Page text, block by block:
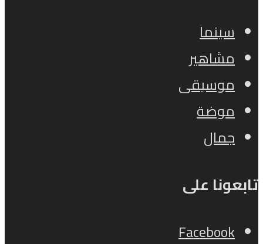
سينما
مشاهير
موسيقى
موضة
جمال
تابعونا على
Facebook